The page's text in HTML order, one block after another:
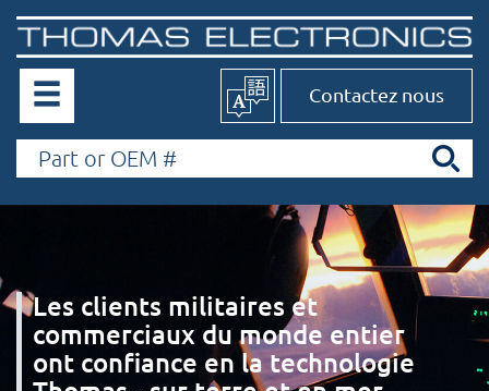
Contactez nous
Les clients militaires et
commerciaux du monde entier
ont confiance en la technologie